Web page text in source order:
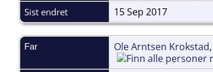
Sist endret 15 Sep 2017
Far Ole Arntsen Krokstad,